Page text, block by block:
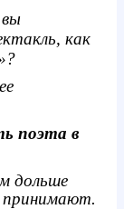
вы
как
поэта в
дольше
принимают.